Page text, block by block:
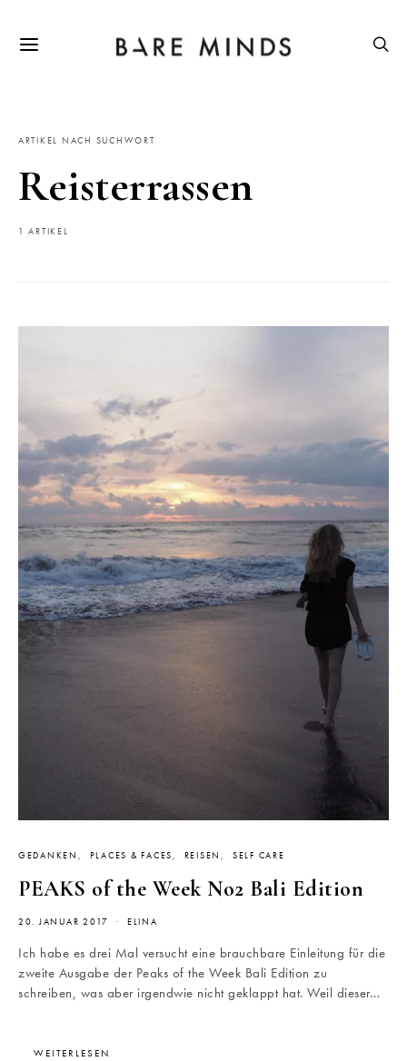
ARTIKEL NACH SUCHWORT
Reisterrassen
1 ARTIKEL
GEDANKEN PLACES & FACES REISEN SELF CARE
PEAKS of the Week No2 Bali Edition
20. JANUAR 2017 ELINA
Ich habe es drei Mal versucht eine brauchbare Einleitung für die
zweite Ausgabe der Peaks of the Week Bali Edition zu
schreiben, was aber irgendwie nicht geklappt hat. Weil dieser…
WEITERLESEN